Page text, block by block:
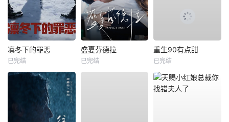
凛冬下的罪恶
已完结
盛夏芬德拉
已完结
重生90有点甜
已完结